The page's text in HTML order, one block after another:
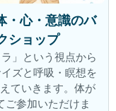
の変化！
・心・意識のバ
ショップ
」という視点から
ズと呼吸・瞑想を
ていきます。体が
参加いただけま